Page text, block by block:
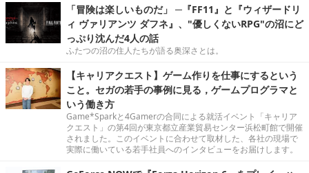
「冒険は楽しいものだ」 ─『FF11』と『ウィザードリ
ィ ヴァリアンツ ダフネ』、"優しくないRPG"の沼にど
っぷり沈んだ4人の話
ふたつの沼の住人たちが語る奥深さとは。
【キャリアクエスト】ゲーム作りを仕事にするという
こと。セガの若手の事例に見る，ゲームプログラマと
いう働き方
Game*Sparkと4Gamerの合同による就活イベント「キャリア
クエスト」の第4回が東京都立産業貿易センター浜松町館で開催
されました。このイベントに合わせて取材した、各社の現場で
実際に働いている若手社員へのインタビューをお届けします。